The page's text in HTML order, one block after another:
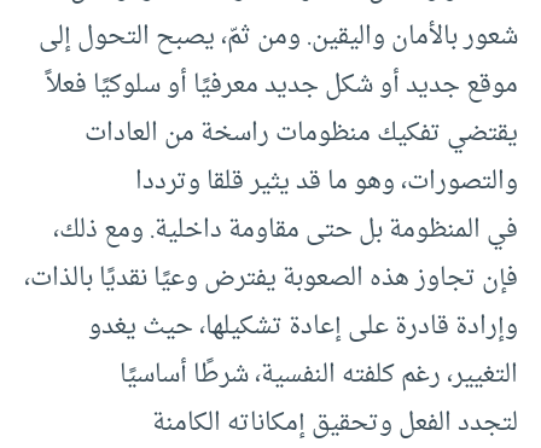
شعور بالأمان واليقين. ومن ثمّ، يصبح التحول إلى
موقع جديد أو شكل جديد معرفيًا أو سلوكيًا فعلاً
يقتضي تفكيك منظومات راسخة من العادات
والتصورات، وهو ما قد يثير قلقا وترددا
في المنظومة بل حتى مقاومة داخلية. ومع ذلك،
فإن تجاوز هذه الصعوبة يفترض وعيًا نقديًا بالذات،
وإرادة قادرة على إعادة تشكيلها، حيث يغدو
التغيير، رغم كلفته النفسية، شرطًا أساسيًا
لتجدد الفعل وتحقيق إمكاناته الكامنة